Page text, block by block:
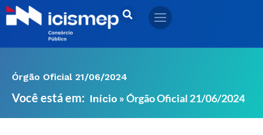
Ir
para
Órgão Oficial 21/06/2024
Você está em: Início »Órgão Oficial 21/06/2024